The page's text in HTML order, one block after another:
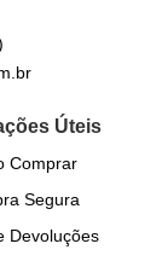
Úteis
Comprar
Segura
Devoluções